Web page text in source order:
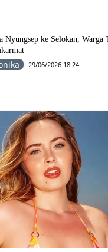
Nyungsep ke Selokan, Warga
29/06/2026 18:24